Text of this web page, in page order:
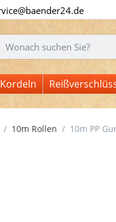
Sie einen Suchbegriff
10m Rollen 10m PP